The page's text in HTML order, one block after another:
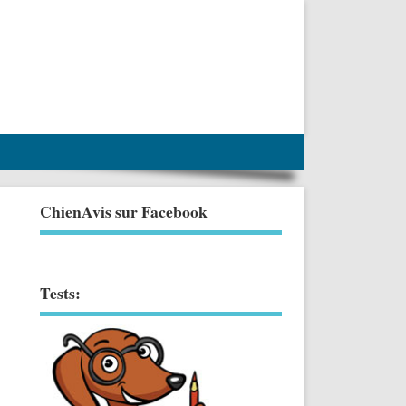
ChienAvis sur Facebook
Tests: